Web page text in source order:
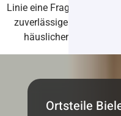
Linie eine Frage des
zuverlässigen Partner in
häuslichen Pflege
Ortsteile